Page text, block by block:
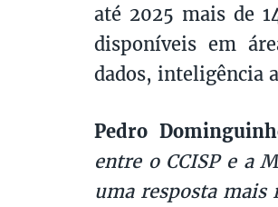
até 2025 mais de
disponíveis em
dados, inteligência
Pedro
entre o CCISP e a
uma resposta mais